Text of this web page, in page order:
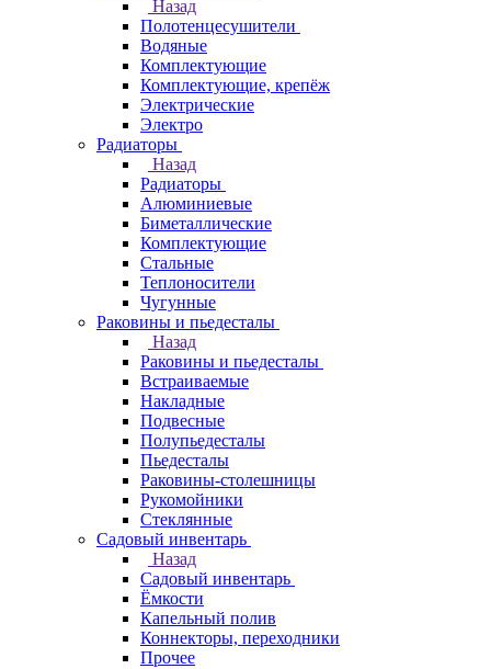
Назад
Полотенцесушители
Водяные
Комплектующие
Комплектующие, крепёж
Электрические
Электро
Радиаторы
Назад
Радиаторы
Алюминиевые
Биметаллические
Комплектующие
Стальные
Теплоносители
Чугунные
Раковины и пьедесталы
Назад
Раковины и пьедесталы
Встраиваемые
Накладные
Подвесные
Полупьедесталы
Пьедесталы
Раковины-столешницы
Рукомойники
Стеклянные
Садовый инвентарь
Назад
Садовый инвентарь
Ёмкости
Капельный полив
Коннекторы, переходники
Прочее